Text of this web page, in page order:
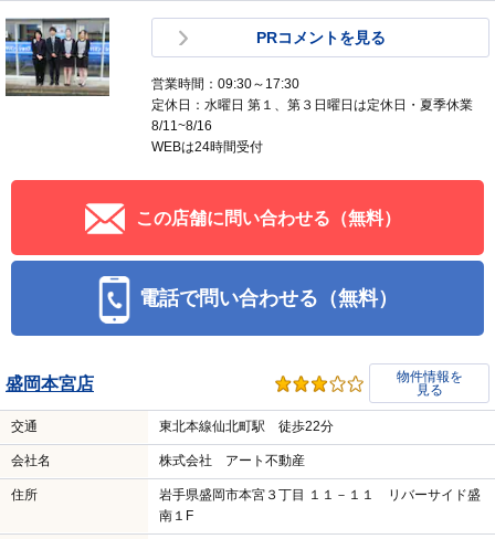
PRコメントを見る
営業時間：09:30～17:30
定休日：水曜日 第１、第３日曜日は定休日・夏季休業
8/11~8/16
WEBは24時間受付
この店舗に問い合わせる（無料）
電話で問い合わせる（無料）
盛岡本宮店
物件情報を
見る
交通 東北本線仙北町駅 徒歩22分
会社名 株式会社 アート不動産
住所
岩手県盛岡市本宮３丁目 １１－１１ リバーサイド盛
南１F